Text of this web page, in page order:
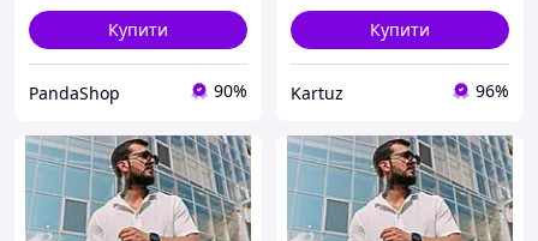
Купити
PandaShop 90%
Купити
Kartuz 96%